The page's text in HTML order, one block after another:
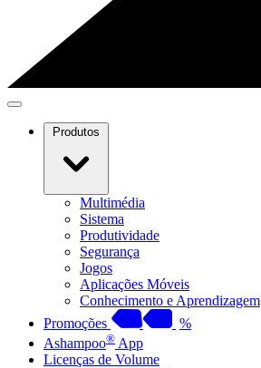
Produtos
Multimédia
Sistema
Produtividade
Segurança
Jogos
Aplicações Móveis
Conhecimento e Aprendizagem
Promoções
%
Ashampoo® App
Licenças de Volume